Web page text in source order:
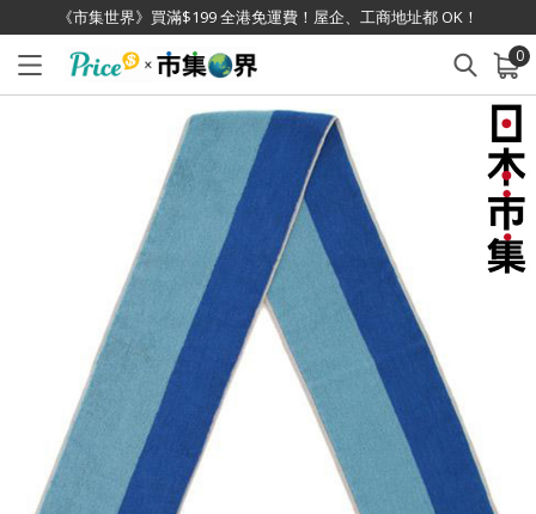
《市集世界》買滿$199 全港免運費！屋企、工商地址都 OK！
0
已加入購物車 查看